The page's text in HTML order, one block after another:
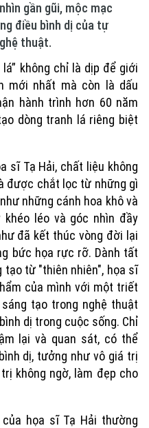
gần gũi, mộc mạc
điều bình dị của tự
thuật.
không chỉ là dịp để giới
mới nhất mà còn là dấu
hành trình hơn 60 năm
dòng tranh lá riêng biệt
sĩ Tạ Hải, chất liệu không
được chắt lọc từ những gì
những cánh hoa khô và
khéo léo và góc nhìn đầy
đã kết thúc vòng đời lại
bức họa rực rỡ. Dành tất
tạo từ "thiên nhiên", họa sĩ
của mình với một triết
tạo trong nghệ thuật
dị trong cuộc sống. Chỉ
lại và quan sát, có thể
dị, tưởng như vô giá trị
không ngờ, làm đẹp cho
họa sĩ Tạ Hải thường